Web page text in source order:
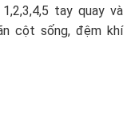
tay quay và
cột sống, đệm khí